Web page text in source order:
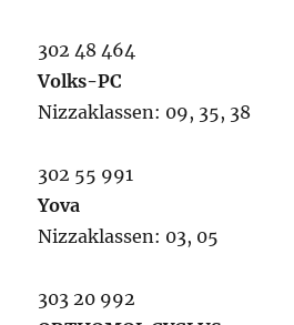
302 48 464
Volks-PC
Nizzaklassen: 09, 35, 38
302 55 991
Yova
Nizzaklassen: 03, 05
303 20 992